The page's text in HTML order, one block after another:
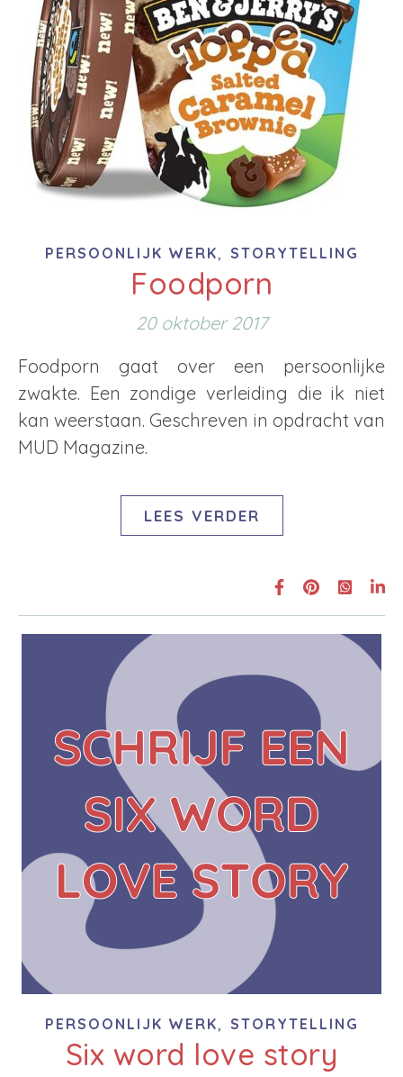
PERSOONLIJK WERK, STORYTELLING
Foodporn
20 oktober 2017
Foodporn gaat over een persoonlijke
zwakte. Een zondige verleiding die ik niet
kan weerstaan. Geschreven in opdracht van
MUD Magazine.
LEES VERDER
PERSOONLIJK WERK, STORYTELLING
Six word love story